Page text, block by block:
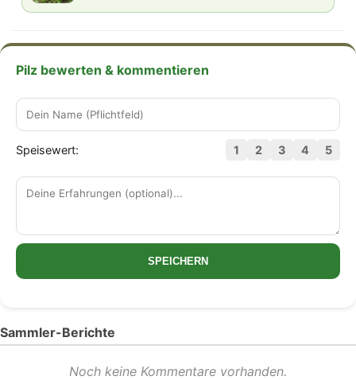
Pilz bewerten & kommentieren
Speisewert: 1 2 3 4 5
SPEICHERN
Sammler-Berichte
Noch keine Kommentare vorhanden.